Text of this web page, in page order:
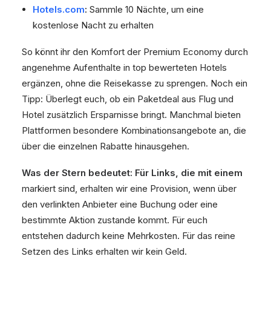
Hotels.com: Sammle 10 Nächte, um eine
kostenlose Nacht zu erhalten
So könnt ihr den Komfort der Premium Economy durch
angenehme Aufenthalte in top bewerteten Hotels
ergänzen, ohne die Reisekasse zu sprengen. Noch ein
Tipp: Überlegt euch, ob ein Paketdeal aus Flug und
Hotel zusätzlich Ersparnisse bringt. Manchmal bieten
Plattformen besondere Kombinationsangebote an, die
über die einzelnen Rabatte hinausgehen.
Was der Stern bedeutet: Für Links, die mit einem
markiert sind, erhalten wir eine Provision, wenn über
den verlinkten Anbieter eine Buchung oder eine
bestimmte Aktion zustande kommt. Für euch
entstehen dadurch keine Mehrkosten. Für das reine
Setzen des Links erhalten wir kein Geld.